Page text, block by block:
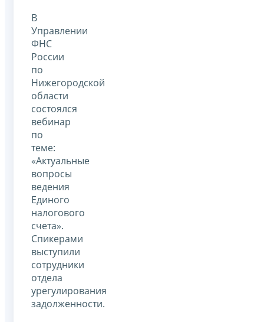
В
Управлении
ФНС
России
по
Нижегородской
области
состоялся
вебинар
по
теме:
«Актуальные
вопросы
ведения
Единого
налогового
счета».
Спикерами
выступили
сотрудники
отдела
урегулирования
задолженности.